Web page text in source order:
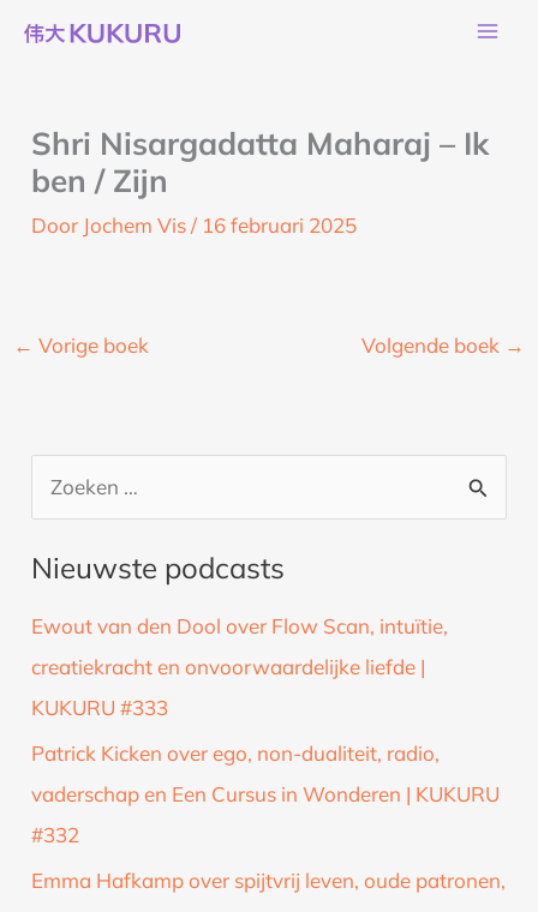
naar
Shri Nisargadatta Maharaj – Ik
ben / Zijn
Door Jochem Vis/ 16 februari 2025
← Vorige boek Volgende boek →
e
k
a
Nieuwste podcasts
Ewout van den Dool over Flow Scan, intuïtie,
creatiekracht en onvoorwaardelijke liefde |
KUKURU #333
Patrick Kicken over ego, non-dualiteit, radio,
vaderschap en Een Cursus in Wonderen | KUKURU
#332
Emma Hafkamp over spijtvrij leven, oude patronen,